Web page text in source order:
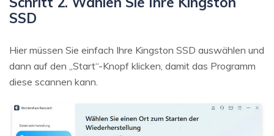
SSD
Hier müssen Sie einfach Ihre Kingston SSD auswählen und
dann auf den „Start“-Knopf klicken, damit das Programm
diese scannen kann.